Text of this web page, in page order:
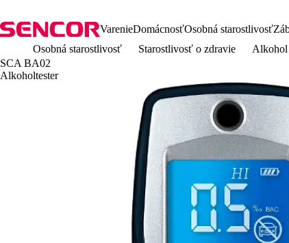
VarenieDomácnosťOsobná starostlivosť
Osobná starostlivosť
Starostlivosť o zdravie Alkohol
SCA BA02
Alkoholtester